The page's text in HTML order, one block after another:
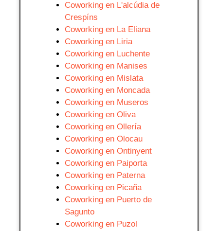
Coworking en L'alcúdia de
Crespíns
Coworking en La Eliana
Coworking en Liria
Coworking en Luchente
Coworking en Manises
Coworking en Mislata
Coworking en Moncada
Coworking en Museros
Coworking en Oliva
Coworking en Ollería
Coworking en Olocau
Coworking en Ontinyent
Coworking en Paiporta
Coworking en Paterna
Coworking en Picaña
Coworking en Puerto de
Sagunto
Coworking en Puzol